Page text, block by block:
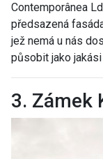
Contemporânea
předsazená
jež nemá u nás
působit jako
3. Zámek